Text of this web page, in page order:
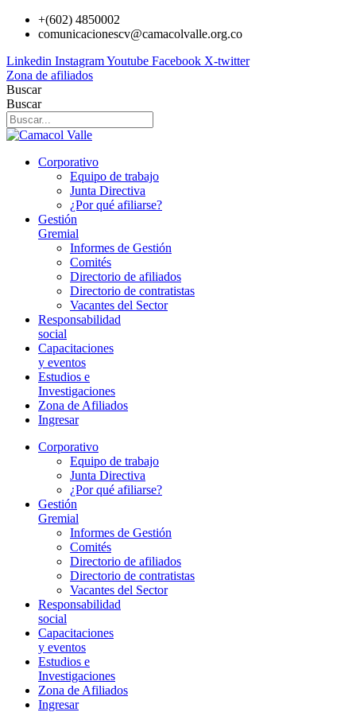
+(602) 4850002
comunicacionescv@camacolvalle.org.co
Linkedin InstagramYoutube Facebook X-twitter
Zona de afiliados
Buscar
Buscar
Corporativo
Equipo de trabajo
Junta Directiva
¿Por qué afiliarse?
Gestión
Gremial
Informes de Gestión
Comités
Directorio de afiliados
Directorio de contratistas
Vacantes del Sector
Responsabilidad
social
Capacitaciones
y eventos
Estudios e
Investigaciones
Zona de Afiliados
Ingresar
Corporativo
Equipo de trabajo
Junta Directiva
¿Por qué afiliarse?
Gestión
Gremial
Informes de Gestión
Comités
Directorio de afiliados
Directorio de contratistas
Vacantes del Sector
Responsabilidad
social
Capacitaciones
y eventos
Estudios e
Investigaciones
Zona de Afiliados
Ingresar